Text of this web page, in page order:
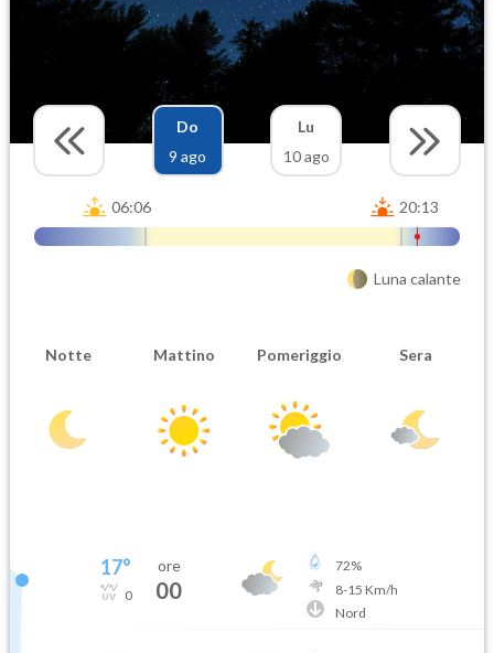
Do
9 ago
Lu
10 ago
06:06 20:13
Luna calante
Notte Mattino Pomeriggio Sera
17°
0
ore
00
72%
8-15 Km/h
Nord